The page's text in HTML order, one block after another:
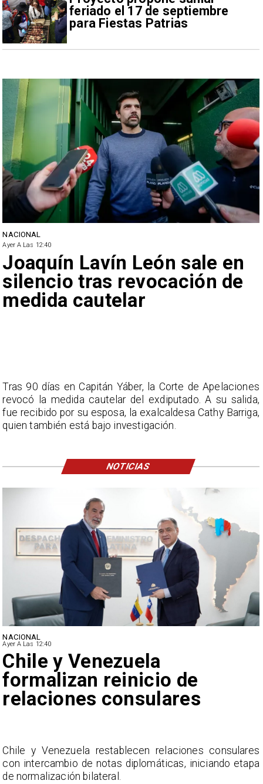
feriado el 17 de septiembre
para Fiestas Patrias
NACIONAL
Ayer A Las 12:40
Feriantes rechazan dichos
de Camila Flores sobre
Fabiola Campillai
La Confederación Nacional de Ferias Libres
considera inaceptable que se refieran a
Campillai como 'señora de feria', expresión
NACIONAL
Ayer A Las 12:40
Joaquín Lavín León sale en
silencio tras revocación de
medida cautelar
Tras 90 días en Capitán Yáber, la Corte de Apelaciones
revocó la medida cautelar del exdiputado. A su salida,
fue recibido por su esposa, la exalcaldesa Cathy Barriga,
quien también está bajo investigación.
NOTICIAS